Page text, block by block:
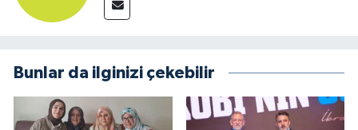
Bunlar da ilginizi çekebilir